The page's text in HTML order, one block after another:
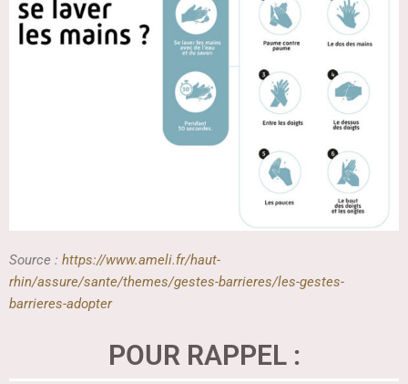
Source : https://www.ameli.fr/haut-
rhin/assure/sante/themes/gestes-barrieres/les-gestes-
barrieres-adopter
POUR RAPPEL :​